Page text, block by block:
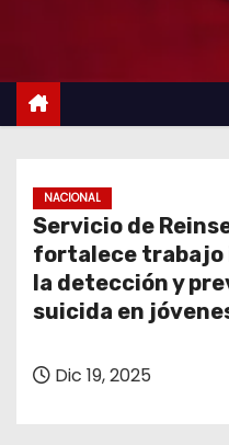
NACIONAL
Servicio de
fortalece
la detección y
suicida en
Dic 19, 2025